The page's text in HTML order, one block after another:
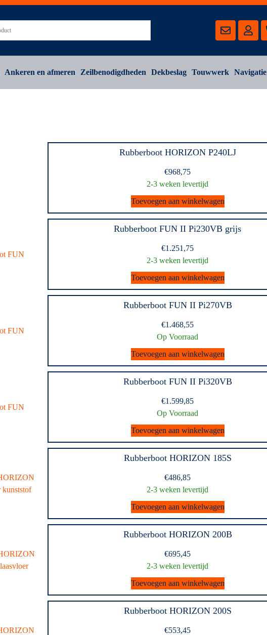
Ankeren en afmeren Zeilbenodigdheden Dekbeslag Touwwerk Navigatie
Rubberboot HORIZON P240LJ
€968,75
2-3 weken levertijd
Toevoegen aan winkelwagen
Rubberboot FUN II Pi230VB grijs
€1.251,75
2-3 weken levertijd
Toevoegen aan winkelwagen
Rubberboot FUN II Pi270VB
€1.468,55
Op Voorraad
Toevoegen aan winkelwagen
Rubberboot FUN II Pi320VB
€1.599,85
Op Voorraad
Toevoegen aan winkelwagen
Rubberboot HORIZON 185S
€486,85
2-3 weken levertijd
Toevoegen aan winkelwagen
Rubberboot HORIZON 200B
€695,45
2-3 weken levertijd
Toevoegen aan winkelwagen
Rubberboot HORIZON 200S
€553,45